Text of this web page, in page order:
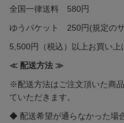
全国一律送料 580円
ゆうパケット 250円(規定の
5,500円（税込）以上お買い上
≪ 配送方法 ≫
※配送方法はご注文頂いた商
ていただきます。
◆ 配送希望が通らなかった場